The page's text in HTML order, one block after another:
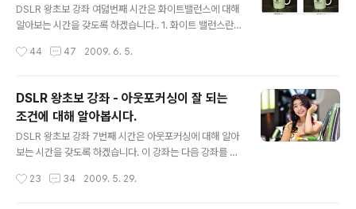
이유는, 제가 가지고 있는 렌즈가 말그대로 헝그리 렌즈의
대표 주자인.. 시그마 APO2 70-300 렌즈이기 때문입니
가의 망원 렌즈에 비해 많이 떨어지다 보니.. 빠르게 진..
DSLR 왕초보 강좌 여덟번째 시간은 화이트밸런스에 대해
알아보는 시간을 갖도록 하겠습니다.. 1. 화이트 밸런스란
광원의 사전적으로 제 스스로 빛을 내는 물체라는 뜻으로
의 색온도를 가지고 있습니다. 그 색온도를 캘빈(K)값으로
나타냅니다. 화이트 밸런스(이하 WB)란 DSLR바디에게
지금 광원의 색온도를 알려줘서 피사체가 가지고 있는 본
연의 색을 표현하도록 하는 것입니다. 예를 들어 백열등 아
래 흰색 피사체가 있다고 하면 그 피사체는 흰색이 아닌 약
어버리고 주위 광원의 영향으로 붉은 색을 띄게 되는 것이
44 47 2009. 6. 5.
DSLR 왕초보 강좌 - 아웃포커싱이 잘 되는
조건에 대해 알아봅시다.
DSLR 왕초보 강좌 7번째 시간은 아웃포커싱에 대해 알아
보는 시간을 갖도록 하겠습니다. 이 강좌는 다음 강좌를 보
리개에 대해 알아봅시다. 똑딱이를 쓰는 많은 분들은 DSL
23 34 2009. 5. 29.